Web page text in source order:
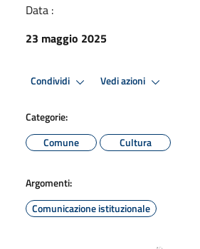
Data :
23 maggio 2025
Condividi Vedi azioni
Categorie:
Comune
Cultura
Argomenti:
Comunicazione istituzionale